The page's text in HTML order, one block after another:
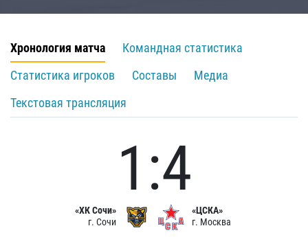
Хронология матча
Командная статистика
Статистика игроков
Составы
Медиа
Текстовая трансляция
«ХК Сочи»
г. Сочи
1:4
«ЦСКА»
г. Москва